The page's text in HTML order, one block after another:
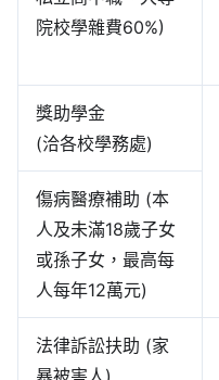
院校學雜費60%)
獎助學金
(洽各校學務處)
傷病醫療補助 (本
人及未滿18歲子女
或孫子女，最高每
人每年12萬元)
法律訴訟扶助 (家
暴被害人)